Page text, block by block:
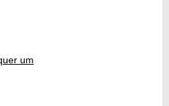
um